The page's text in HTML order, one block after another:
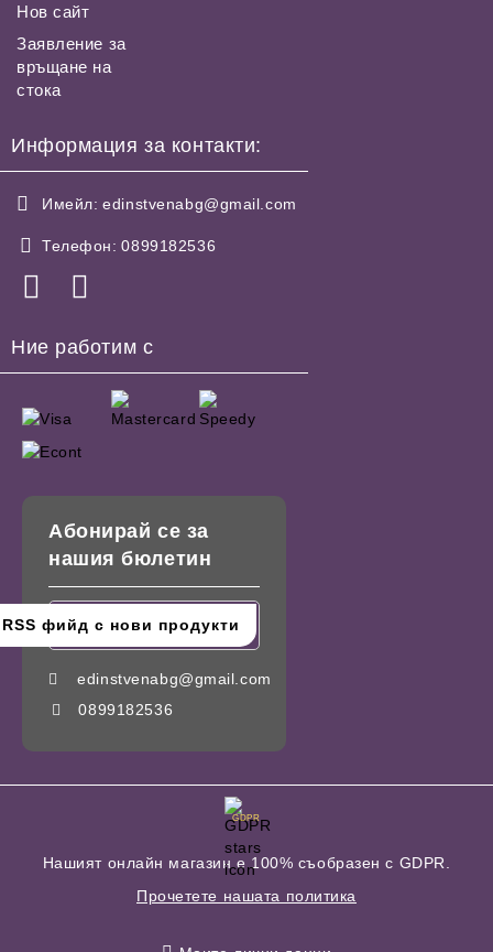
Нов сайт
Заявление за
връщане на
стока
Информация за контакти:
Имейл: edinstvenabg@gmail.com
Телефон: 0899182536
Ние работим с
Абонирай се за
нашия бюлетин
edinstvenabg@gmail.com
0899182536
GDPR
Нашият онлайн магазин е 100% съобразен с GDPR.
Прочетете нашата политика